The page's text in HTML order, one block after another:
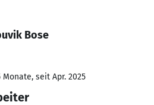
Bose
Monate, seit Apr. 2025